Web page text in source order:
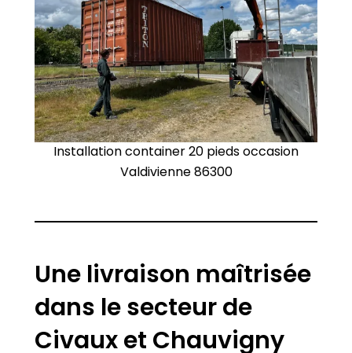
Installation container 20 pieds occasion
Valdivienne 86300
Une livraison maîtrisée
dans le secteur de
Civaux et Chauvigny